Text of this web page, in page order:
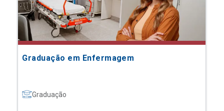
Graduação em Enfermagem
Graduação